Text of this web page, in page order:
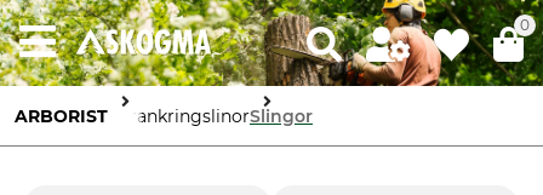
0
ARBORIST FörankringslinorSlingor